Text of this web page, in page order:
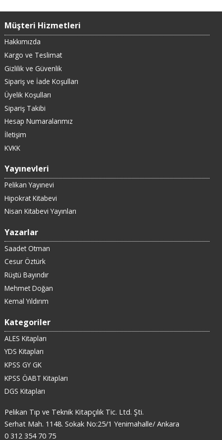
Müşteri Hizmetleri
Hakkımızda
Kargo ve Teslimat
Gizlilik ve Güvenlik
Sipariş ve İade Koşulları
Üyelik Koşulları
Sipariş Takibi
Hesap Numaralarımız
İletişim
KVKK
Yayınevleri
Pelikan Yayınevi
Hipokrat Kitabevi
Nisan Kitabevi Yayınları
Yazarlar
Saadet Otman
Cesur Öztürk
Rüştü Bayındır
Mehmet Doğan
Kemal Yıldırım
Kategoriler
ALES Kitapları
YDS Kitapları
KPSS GY GK
KPSS ÖABT Kitapları
DGS Kitapları
Pelikan Tıp ve Teknik Kitapçılık Tic. Ltd. Şti.
Serhat Mah. 1148. Sokak No:25/1 Yenimahalle/ Ankara
0 312 354 70 75